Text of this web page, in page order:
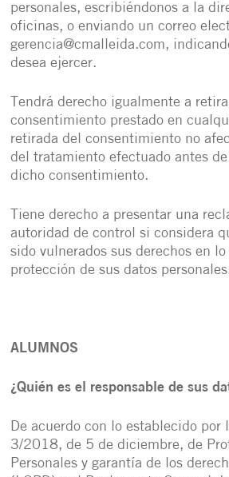
personales, escribiéndonos a la
oficinas, o enviando un correo
gerencia@cmalleida.com,
desea ejercer.
Tendrá derecho igualmente a
consentimiento prestado en
retirada del consentimiento no
del tratamiento efectuado antes
dicho consentimiento.
Tiene derecho a presentar una
autoridad de control si considera
sido vulnerados sus derechos en
protección de sus datos
ALUMNOS
¿Quién es el responsable de sus
De acuerdo con lo establecido por
3/2018, de 5 de diciembre, de
Personales y garantía de los